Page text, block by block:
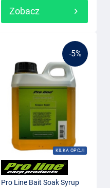
Zobacz
-5%
KILKA OPCJI
Pro Line Bait Soak Syrup